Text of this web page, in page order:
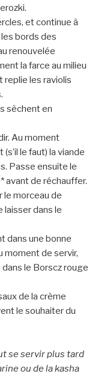
et continue à
bords des
renouvelée
la farce au milieu
replie les raviolis
sèchent en
Au moment
le faut) la viande
Passe ensuite le
avant de réchauffer.
le morceau de
dans le
dans une bonne
moment de servir,
le Borscz rouge
de la crème
le souhaiter du
se servir plus tard
ou de la kasha